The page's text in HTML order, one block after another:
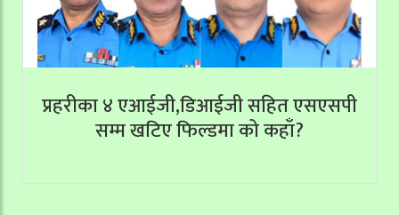
प्रहरीका ४ एआईजी,डिआईजी सहित एसएसपी
सम्म खटिए फिल्डमा को कहाँ?